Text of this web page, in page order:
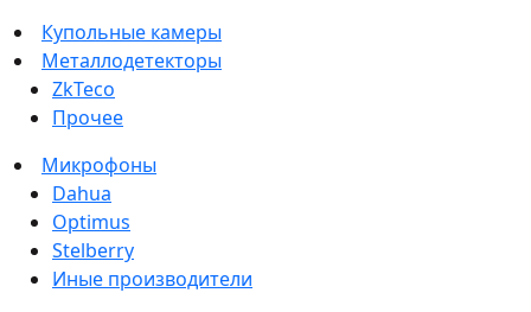
Купольные камеры
Металлодетекторы
ZkTeco
Прочее
Микрофоны
Dahua
Optimus
Stelberry
Иные производители